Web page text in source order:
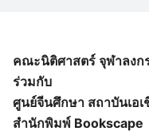
คณะนิติศาสตร์ จุฬาลง
ร่วมกับ
ศูนย์จีนศึกษา สถาบันเอ
สำนักพิมพ์ Bookscape